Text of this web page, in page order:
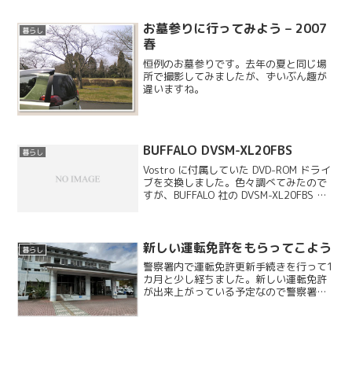
暮らし
お墓参りに行ってみよう – 2007
春
恒例のお墓参りです。去年の夏と同じ場
所で撮影してみましたが、ずいぶん趣が
違いますね。
暮らし BUFFALO DVSM-XL20FBS
Vostro に付属していた DVD-ROM ドライ
ブを交換しました。色々調べてみたので
すが、BUFFALO 社の DVSM-XL20FBS と
暮らし 新しい運転免許をもらってこよう
警察署内で運転免許更新手続きを行って1
カ月と少し経ちました。新しい運転免許
が出来上がっている予定なので警察署に